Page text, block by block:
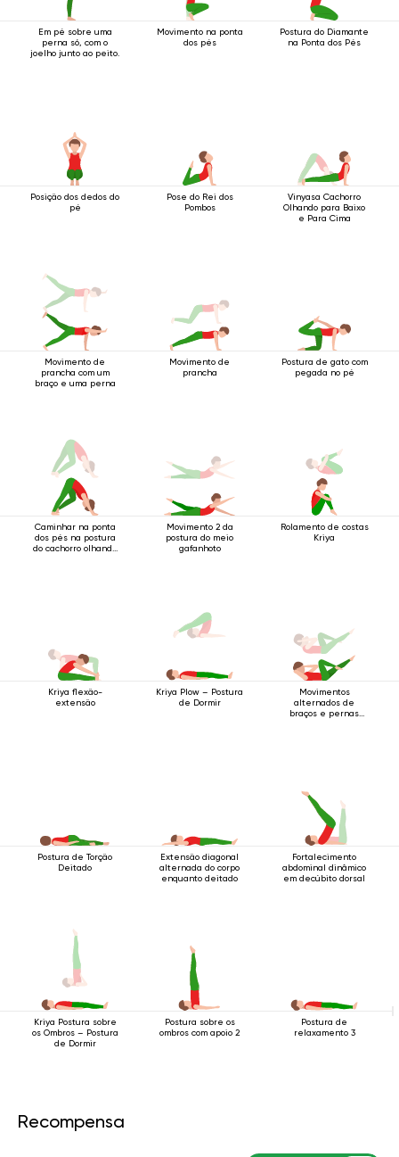
Em pé sobre uma
perna só, com o
joelho junto ao peito.
Movimento na ponta
dos pés
Postura do Diamante
na Ponta dos Pés
Posição dos dedos do
pé
Pose do Rei dos
Pombos
Vinyasa Cachorro
Olhando para Baixo
e Para Cima
Movimento de
prancha com um
braço e uma perna
Movimento de
prancha
Postura de gato com
pegada no pé
Caminhar na ponta
dos pés na postura
do cachorro olhando
Movimento 2 da
postura do meio
gafanhoto
Rolamento de costas
Kriya
Kriya flexão-
extensão
Kriya Plow – Postura
de Dormir
Movimentos
alternados de
braços e pernas
Postura de Torção
Deitado
Extensão diagonal
alternada do corpo
enquanto deitado
Fortalecimento
abdominal dinâmico
em decúbito dorsal
Kriya Postura sobre
os Ombros – Postura
de Dormir
Postura sobre os
ombros com apoio 2
Postura de
relaxamento 3
Recompensa